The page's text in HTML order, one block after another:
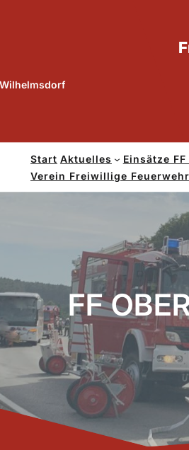
Start Aktuelles Einsätze
Verein Freiwillige Feuerwehr
FF